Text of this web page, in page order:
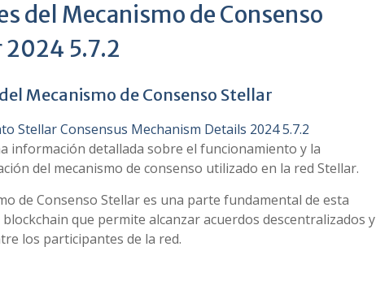
del Mecanismo de Consenso
2024 5.7.2
Mecanismo de Consenso Stellar
Stellar Consensus Mechanism Details 2024 5.7.2
información detallada sobre el funcionamiento y la
del mecanismo de consenso utilizado en la red Stellar.
de Consenso Stellar es una parte fundamental de esta
que permite alcanzar acuerdos descentralizados y
los participantes de la red.